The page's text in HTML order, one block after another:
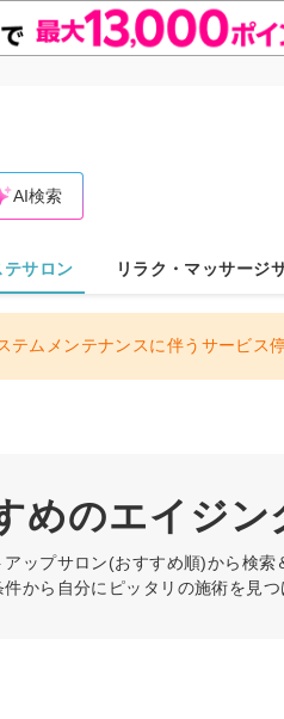
AI検索
テサロン リラク・マッサージ
テムメンテナンスに伴うサービ
めのエイジ
アップサロン(おすすめ順)から検索
から自分にピッタリの施術を見